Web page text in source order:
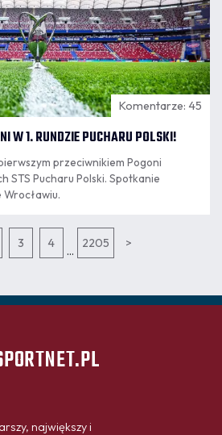
Komentarze: 45
W 1. RUNDZIE PUCHARU POLSKI!
przeciwnikiem Pogoni
STS Pucharu Polski. Spotkanie
3 4
...
2205 >
największy i